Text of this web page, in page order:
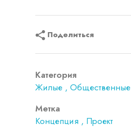
Поделиться
Категория
Жилые
Общественные
Метка
Концепция
Проект